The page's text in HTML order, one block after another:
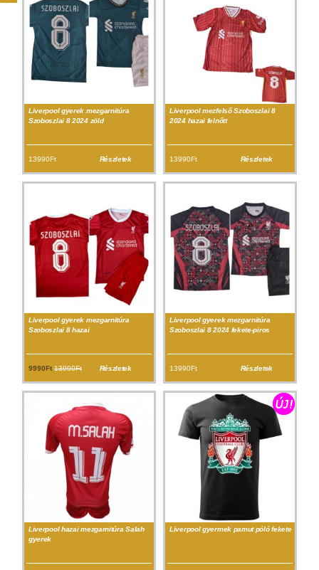
Liverpool gyerek mezgarnitúra
Szoboszlai 8 2024 zöld
13990Ft Részletek
Liverpool mezfelső Szoboszlai 8
2024 hazai felnőtt
13990Ft Részletek
Liverpool gyerek mezgarnitúra
Szoboszlai 8 hazai
9990Ft 13990Ft Részletek
Liverpool gyerek mezgarnitúra
Szoboszlai 8 2024 fekete-piros
13990Ft Részletek
Liverpool hazai mezgarnitúra Salah
gyerek
Liverpool gyermek pamut póló fekete